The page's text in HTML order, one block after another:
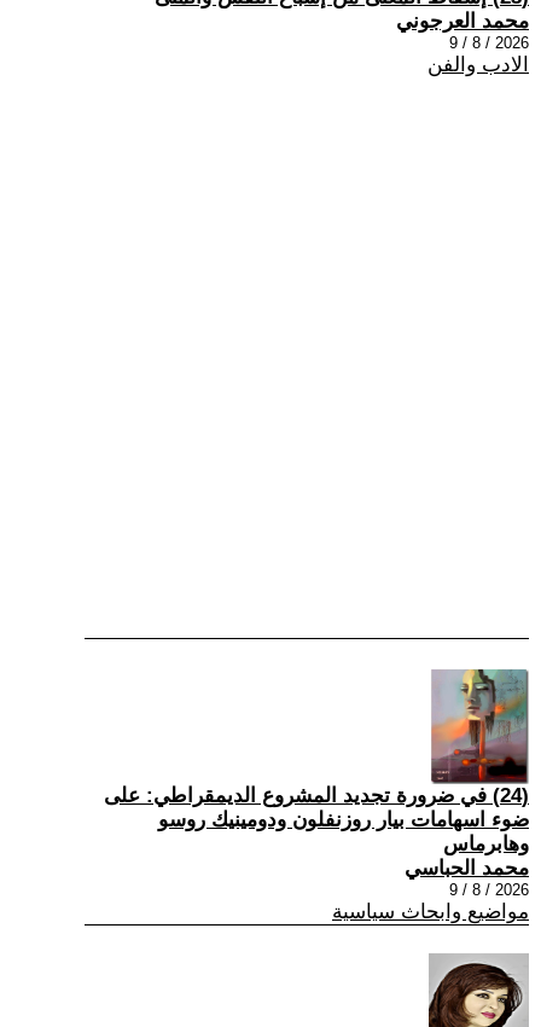
محمد العرجوني
2026 / 8 / 9
الادب والفن
(24) في ضرورة تجديد المشروع الديمقراطي: على
ضوء اسهامات بيار روزنفلون ودومينيك روسو
وهابرماس
محمد الحباسي
2026 / 8 / 9
مواضيع وابحاث سياسية